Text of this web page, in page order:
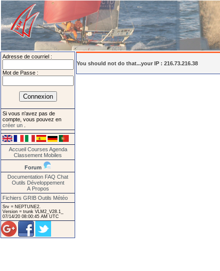
Adresse de courriel :
Mot de Passe :
Si vous n'avez pas de
compte, vous pouvez en
créer un
Accueil Courses Agenda
Classement Mobiles
Forum
Documentation FAQ Chat
Outils Développement
A Propos
Fichiers GRIB Outils Météo
Srv = NEPTUNE2.
Version = trunk VLM2_V28.1_
07/14/20 08:00:45 AM UTC
You should not do that...your IP : 216.73.216.38